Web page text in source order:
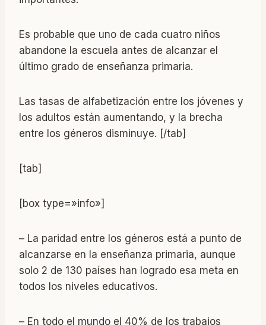
Es probable que uno de cada cuatro niños
abandone la escuela antes de alcanzar el
último grado de enseñanza primaria.
Las tasas de alfabetización entre los jóvenes y
los adultos están aumentando, y la brecha
entre los géneros disminuye. [/tab]
[tab]
[box type=»info»]
– La paridad entre los géneros está a punto de
alcanzarse en la enseñanza primaria, aunque
solo 2 de 130 países han logrado esa meta en
todos los niveles educativos.
– En todo el mundo el 40% de los trabajos